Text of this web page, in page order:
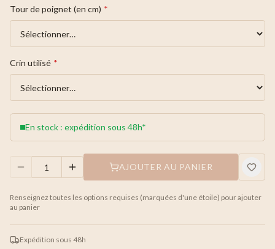
Tour de poignet (en cm) *
Crin utilisé *
En stock : expédition sous 48h*
AJOUTER AU PANIER
Renseignez toutes les options requises (marquées d'une étoile) pour ajouter
au panier
Expédition sous 48h